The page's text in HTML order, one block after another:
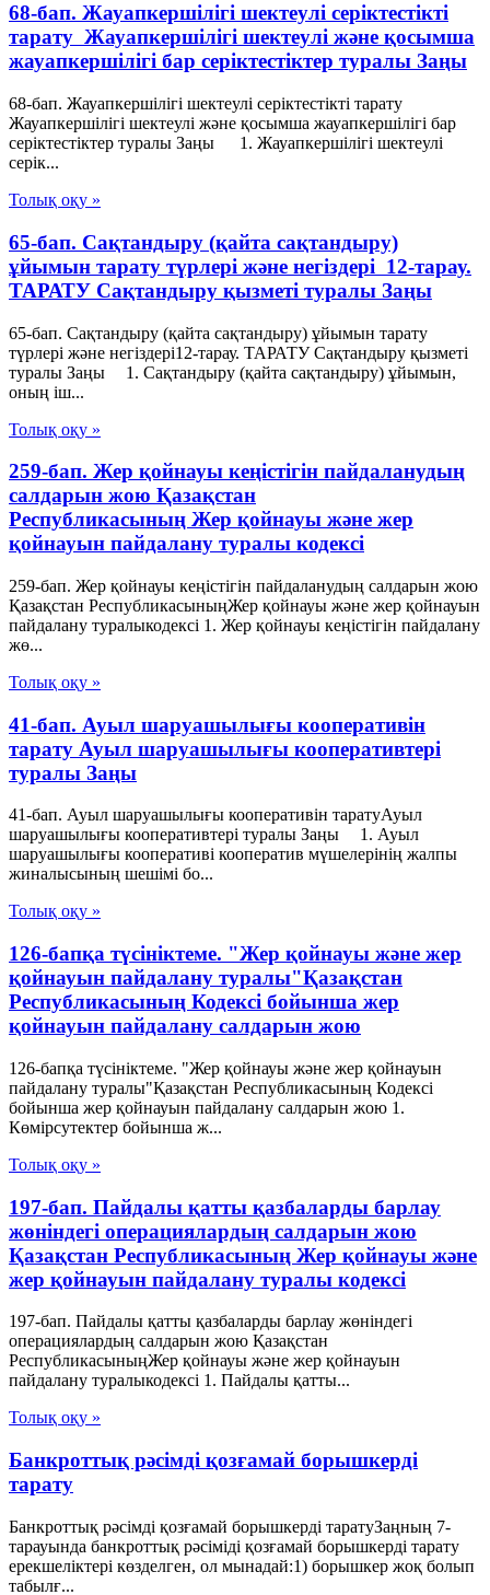
68-бап. Жауапкершілігі шектеулі серіктестікті
тарату Жауапкершілігі шектеулі және қосымша
жауапкершілігі бар серіктестіктер туралы Заңы
68-бап. Жауапкершілігі шектеулі серіктестікті тарату
Жауапкершілігі шектеулі және қосымша жауапкершілігі бар
серіктестіктер туралы Заңы 1. Жауапкершілігі шектеулі
серік...
Толық оқу »
65-бап. Сақтандыру (қайта сақтандыру)
ұйымын тарату түрлері және негiздерi 12-тарау.
ТАРАТУ Сақтандыру қызметі туралы Заңы
65-бап. Сақтандыру (қайта сақтандыру) ұйымын тарату
түрлері және негiздерi12-тарау. ТАРАТУ Сақтандыру қызметі
туралы Заңы 1. Сақтандыру (қайта сақтандыру) ұйымын,
оның iш...
Толық оқу »
259-бап. Жер қойнауы кеңістігін пайдаланудың
салдарын жою Қазақстан
Республикасының Жер қойнауы және жер
қойнауын пайдалану туралы кодексі
259-бап. Жер қойнауы кеңістігін пайдаланудың салдарын жою
Қазақстан РеспубликасыныңЖер қойнауы және жер қойнауын
пайдалану туралыкодексі 1. Жер қойнауы кеңістігін пайдалану
жө...
Толық оқу »
41-бап. Ауыл шаруашылығы кооперативін
тарату Ауыл шаруашылығы кооперативтері
туралы Заңы
41-бап. Ауыл шаруашылығы кооперативін таратуАуыл
шаруашылығы кооперативтері туралы Заңы 1. Ауыл
шаруашылығы кооперативі кооператив мүшелерінің жалпы
жиналысының шешiмi бо...
Толық оқу »
126-бапқа түсініктеме. "Жер қойнауы және жер
қойнауын пайдалану туралы"Қазақстан
Республикасының Кодексі бойынша жер
қойнауын пайдалану салдарын жою
126-бапқа түсініктеме. "Жер қойнауы және жер қойнауын
пайдалану туралы"Қазақстан Республикасының Кодексі
бойынша жер қойнауын пайдалану салдарын жою 1.
Көмірсутектер бойынша ж...
Толық оқу »
197-бап. Пайдалы қатты қазбаларды барлау
жөніндегі операциялардың салдарын жою
Қазақстан Республикасының Жер қойнауы және
жер қойнауын пайдалану туралы кодексі
197-бап. Пайдалы қатты қазбаларды барлау жөніндегі
операциялардың салдарын жою Қазақстан
РеспубликасыныңЖер қойнауы және жер қойнауын
пайдалану туралыкодексі 1. Пайдалы қатты...
Толық оқу »
Банкроттық рәсімді қозғамай борышкерді
тарату
Банкроттық рәсімді қозғамай борышкерді таратуЗаңның 7-
тарауында банкроттық рәсіміді қозғамай борышкерді тарату
ерекшеліктері көзделген, ол мынадай:1) борышкер жоқ болып
табылғ...